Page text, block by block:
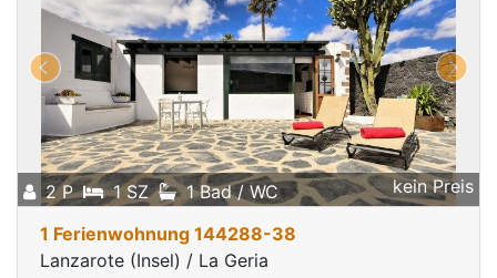
2 P 1 SZ 1 Bad / WC kein Preis
1 Ferienwohnung 144288-38
Lanzarote (Insel) / La Geria